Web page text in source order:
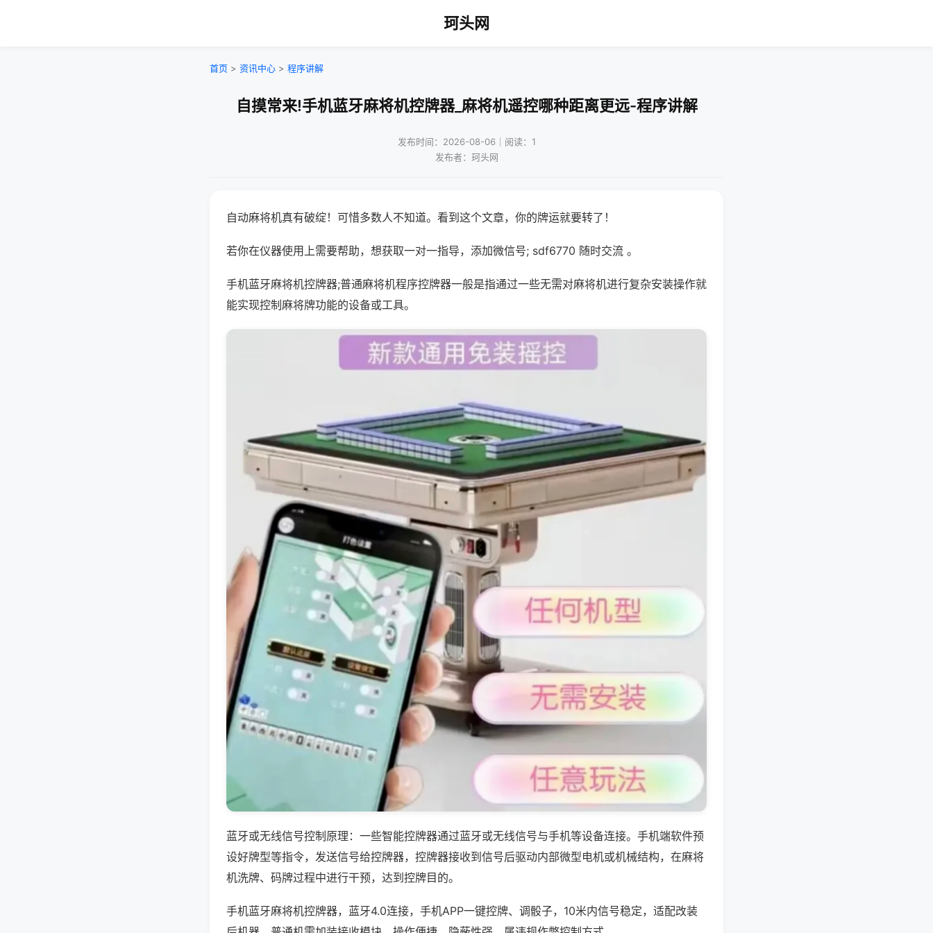
珂头网
首页 > 资讯中心 > 程序讲解
自摸常来!手机蓝牙麻将机控牌器_麻将机遥控哪种距离更远-程序讲解
发布时间：2026-08-06｜阅读：1
发布者：珂头网
自动麻将机真有破绽！可惜多数人不知道。看到这个文章，你的牌运就要转了！
若你在仪器使用上需要帮助，想获取一对一指导，添加微信号; sdf6770 随时交流 。
手机蓝牙麻将机控牌器;普通麻将机程序控牌器一般是指通过一些无需对麻将机进行复杂安装操作就
能实现控制麻将牌功能的设备或工具。
蓝牙或无线信号控制原理：一些智能控牌器通过蓝牙或无线信号与手机等设备连接。手机端软件预
设好牌型等指令，发送信号给控牌器，控牌器接收到信号后驱动内部微型电机或机械结构，在麻将
机洗牌、码牌过程中进行干预，达到控牌目的。
手机蓝牙麻将机控牌器，蓝牙4.0连接，手机APP一键控牌、调骰子，10米内信号稳定，适配改装